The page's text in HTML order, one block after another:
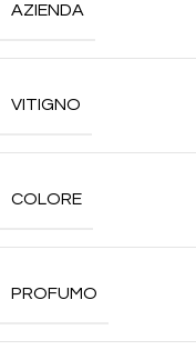
AZIENDA
VITIGNO
COLORE
PROFUMO